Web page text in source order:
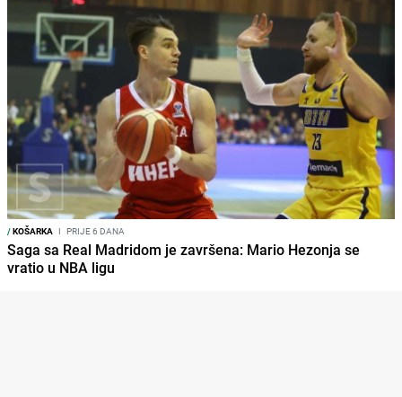
/KOŠARKA I PRIJE 6 DANA
Saga sa Real Madridom je završena: Mario Hezonja se
vratio u NBA ligu